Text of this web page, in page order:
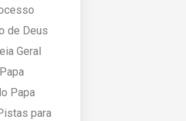
de Deus
Geral
Papa
para